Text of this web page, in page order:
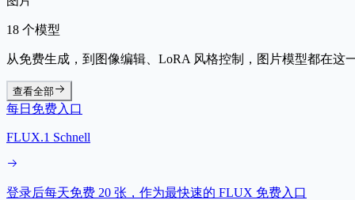
18 个模型
从免费生成，到图像编辑、LoRA 风格控制，图片模型都在这
查看全部
每日免费入口
FLUX.1 Schnell
登录后每天免费 20 张，作为最快速的 FLUX 免费入口